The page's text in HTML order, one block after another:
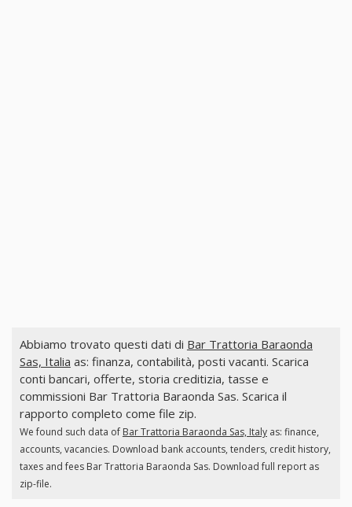
Abbiamo trovato questi dati di Bar Trattoria Baraonda
Sas, Italia as: finanza, contabilità, posti vacanti. Scarica
conti bancari, offerte, storia creditizia, tasse e
commissioni Bar Trattoria Baraonda Sas. Scarica il
rapporto completo come file zip.
We found such data of Bar Trattoria Baraonda Sas, Italyas: finance,
accounts, vacancies. Download bank accounts, tenders, credit history,
taxes and fees Bar Trattoria Baraonda Sas. Download full report as
zip-file.